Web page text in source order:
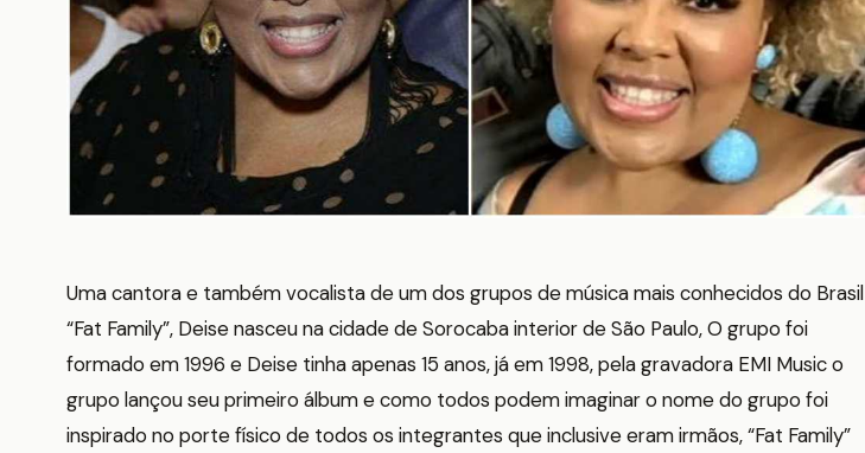
Uma cantora e também vocalista de um dos grupos de música mais conhecidos do Brasil
“Fat Family”, Deise nasceu na cidade de Sorocaba interior de São Paulo, O grupo foi
formado em 1996 e Deise tinha apenas 15 anos, já em 1998, pela gravadora EMI Music o
grupo lançou seu primeiro álbum e como todos podem imaginar o nome do grupo foi
inspirado no porte físico de todos os integrantes que inclusive eram irmãos, “Fat Family”